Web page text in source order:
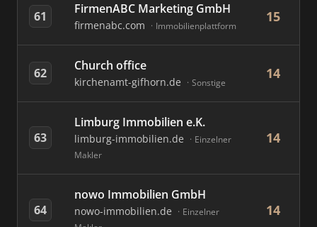
61 FirmenABC Marketing GmbH
firmenabc.com Immobilienplattform
15
62 Church office
kirchenamt-gifhorn.de Sonstige
14
63
Limburg Immobilien e.K.
limburg-immobilien.de
Einzelner
Makler
14
64
nowo Immobilien GmbH
nowo-immobilien.de
Einzelner
14